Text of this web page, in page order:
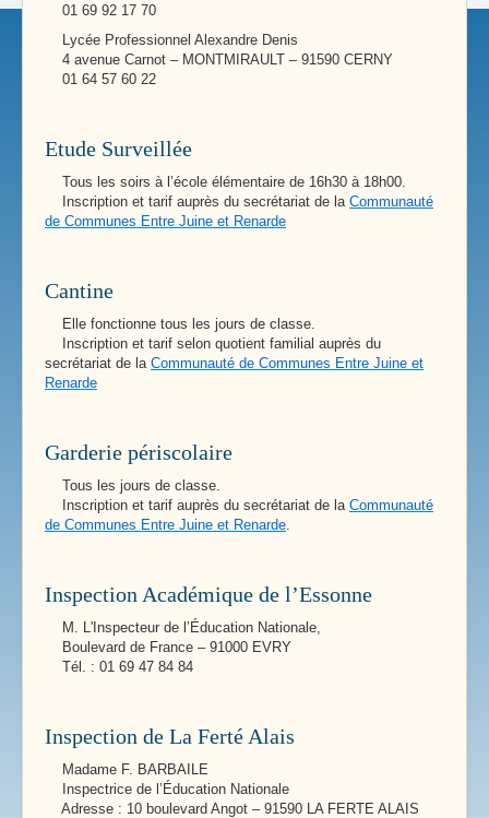
01 69 92 17 70
Lycée Professionnel Alexandre Denis
4 avenue Carnot – MONTMIRAULT – 91590 CERNY
01 64 57 60 22
Etude Surveillée
Tous les soirs à l’école élémentaire de 16h30 à 18h00.
Inscription et tarif auprès du secrétariat de la Communauté
de Communes Entre Juine et Renarde
Cantine
Elle fonctionne tous les jours de classe.
Inscription et tarif selon quotient familial auprès du
secrétariat de la Communauté de Communes Entre Juine et
Renarde
Garderie périscolaire
Tous les jours de classe.
Inscription et tarif auprès du secrétariat de la Communauté
de Communes Entre Juine et Renarde
Inspection Académique de l’Essonne
M. L'Inspecteur de l’Éducation Nationale,
Boulevard de France – 91000 EVRY
Tél. : 01 69 47 84 84
Inspection de La Ferté Alais
Madame F. BARBAILE
Inspectrice de l’Éducation Nationale
Adresse : 10 boulevard Angot – 91590 LA FERTE ALAIS